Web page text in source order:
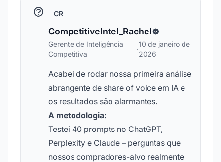
CR
CompetitiveIntel_Rachel
Gerente de Inteligência
Competitiva
·
10 de janeiro de
2026
Acabei de rodar nossa primeira análise
abrangente de share of voice em IA e
os resultados são alarmantes.
A metodologia:
Testei 40 prompts no ChatGPT,
Perplexity e Claude – perguntas que
nossos compradores-alvo realmente